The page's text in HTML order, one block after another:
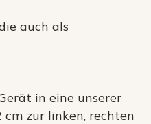
auch als
in eine unserer
cm zur linken, rechten